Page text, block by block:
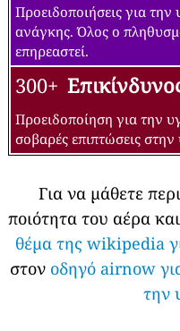
Προειδοποιήσεις για
ανάγκης. Όλος ο
επηρεαστεί.
300+
Προειδοποίηση για την
σοβαρές επιπτώσεις στην
Για να μάθετε
ποιότητα του αέρα
θέμα της wikipedia
στον οδηγό airnow
την